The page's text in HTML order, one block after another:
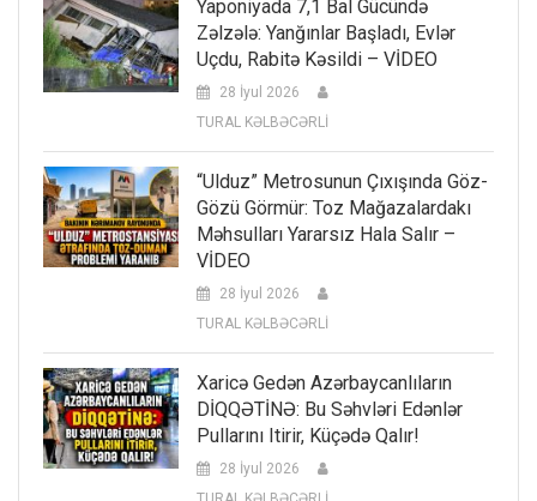
Yaponiyada 7,1 Bal Gücündə
Zəlzələ: Yanğınlar Başladı, Evlər
Uçdu, Rabitə Kəsildi – VİDEO
28 İyul 2026
TURAL KƏLBƏCƏRLİ
“Ulduz” Metrosunun Çıxışında Göz-
Gözü Görmür: Toz Mağazalardakı
Məhsulları Yararsız Hala Salır –
VİDEO
28 İyul 2026
TURAL KƏLBƏCƏRLİ
Xaricə Gedən Azərbaycanlıların
DİQQƏTİNƏ: Bu Səhvləri Edənlər
Pullarını Itirir, Küçədə Qalır!
28 İyul 2026